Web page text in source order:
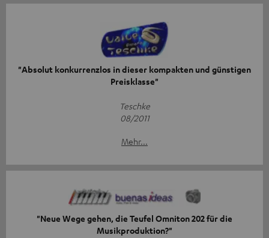
"Absolut konkurrenzlos in dieser kompakten und günstigen
Preisklasse"
Teschke
08/2011
Mehr...
"Neue Wege gehen, die Teufel Omniton 202 für die
Musikproduktion?"